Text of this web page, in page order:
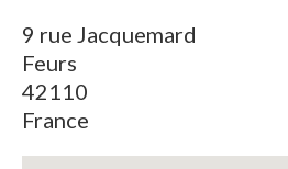
9 rue Jacquemard
Feurs
42110
France